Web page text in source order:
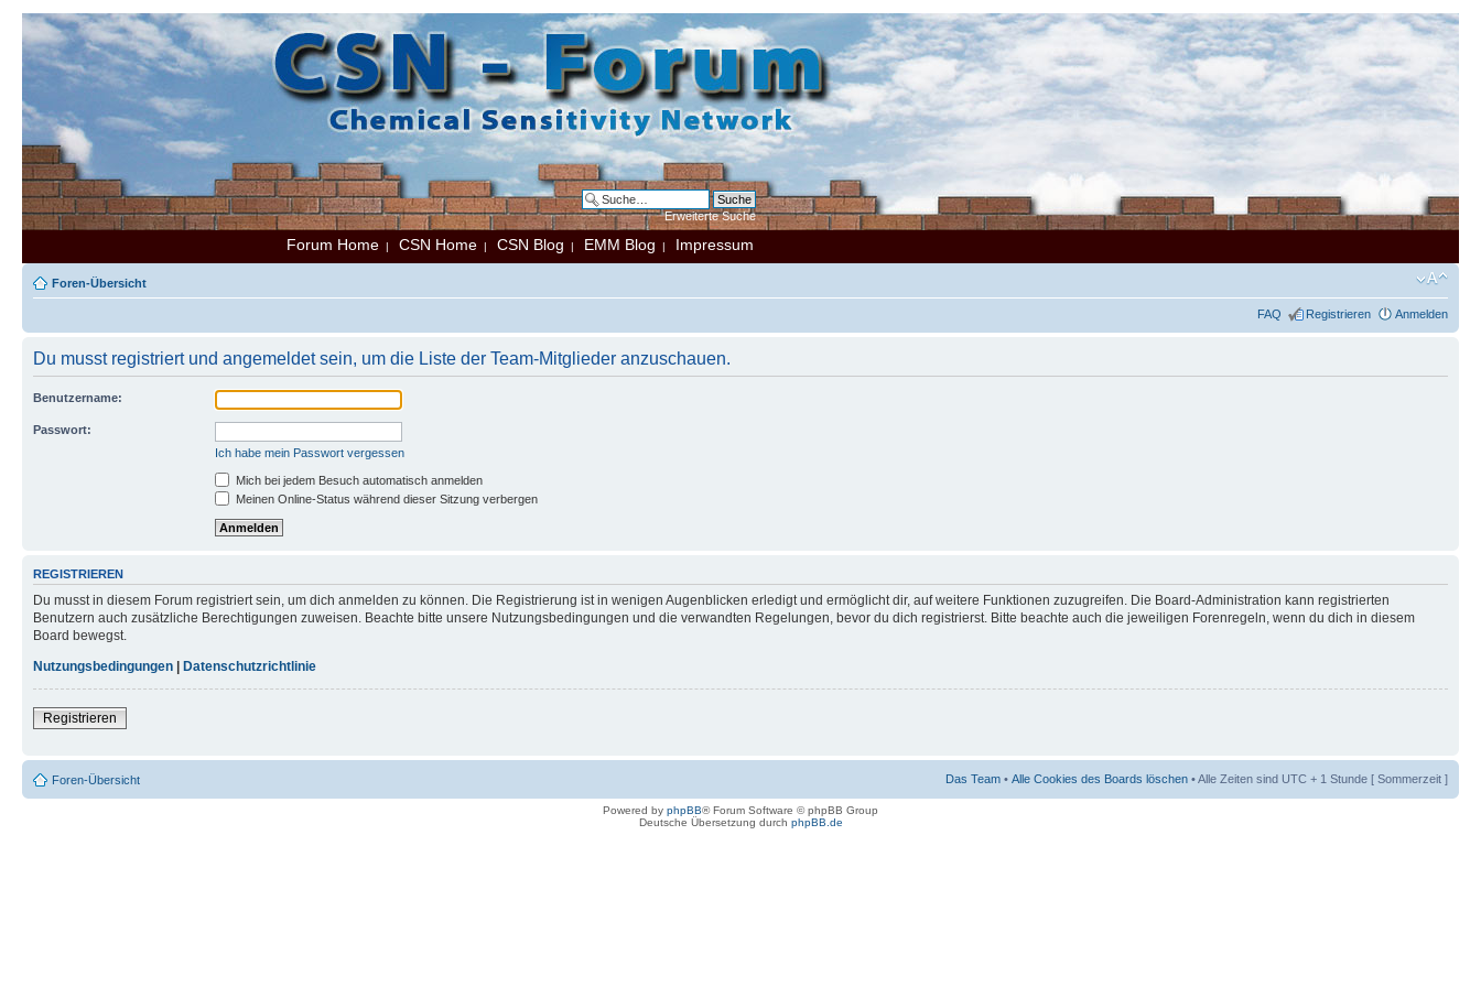
Erweiterte Suche
Forum Home | CSN Home | CSN Blog | EMM Blog | Impressum
Foren-Übersicht
FAQ Registrieren Anmelden
Du musst registriert und angemeldet sein, um die Liste der Team-Mitglieder anzuschauen.
Benutzername:
Passwort:
Ich habe mein Passwort vergessen
Mich bei jedem Besuch automatisch anmelden
Meinen Online-Status während dieser Sitzung verbergen
REGISTRIEREN
Du musst in diesem Forum registriert sein, um dich anmelden zu können. Die Registrierung ist in wenigen Augenblicken erledigt und ermöglicht dir, auf weitere Funktionen zuzugreifen. Die Board-Administration kann registrierten
Benutzern auch zusätzliche Berechtigungen zuweisen. Beachte bitte unsere Nutzungsbedingungen und die verwandten Regelungen, bevor du dich registrierst. Bitte beachte auch die jeweiligen Forenregeln, wenn du dich in diesem
Board bewegst.
Nutzungsbedingungen | Datenschutzrichtlinie
Registrieren
Foren-Übersicht Das Team • Alle Cookies des Boards löschen • Alle Zeiten sind UTC + 1 Stunde [ Sommerzeit ]
Powered by phpBB® Forum Software © phpBB Group
Deutsche Übersetzung durch phpBB.de